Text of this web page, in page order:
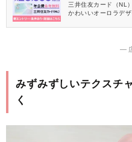
三井住友カード（NL
かわいいオーロラデ
―
みずみずしいテクスチ
く